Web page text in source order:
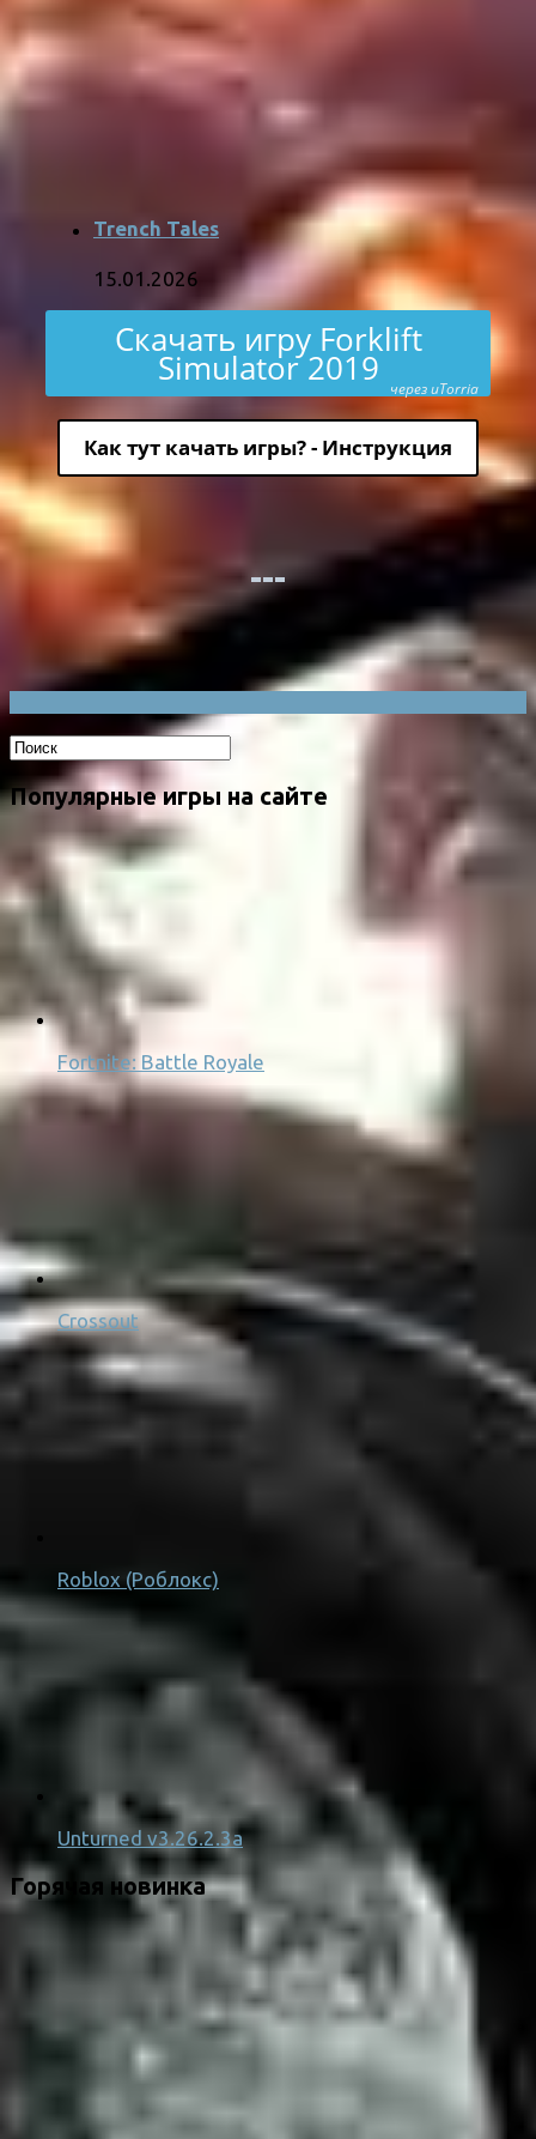
Trench Tales
15.01.2026
Скачать игру Forklift
Simulator 2019 через uTorria
Как тут качать игры? - Инструкция
Популярные игры на сайте
Fortnite: Battle Royale
Crossout
Roblox (Роблокс)
Unturned v3.26.2.3a
Горячая новинка